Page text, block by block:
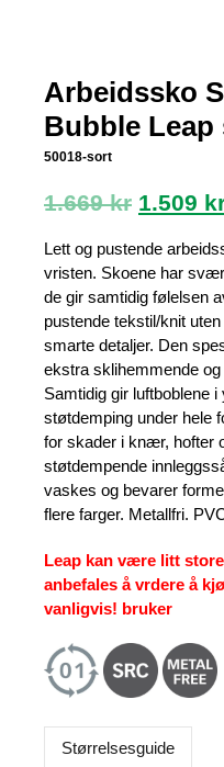
Arbeidssko
Bubble Leap
50018-sort
1.669kr
var:
1.669
1.509
Lett og pustende
vristen. Skoene har
de gir samtidig følelsen
pustende tekstil/knit
smarte detaljer. Den
ekstra sklihemmende og
Samtidig gir luftboblene
støtdemping under hele
for skader i knær, hofter
støtdempende
vaskes og bevarer
flere farger. Metallfri.
Leap kan være litt
anbefales å vrdere å
vanligvis! bruker
Størrelsesguide